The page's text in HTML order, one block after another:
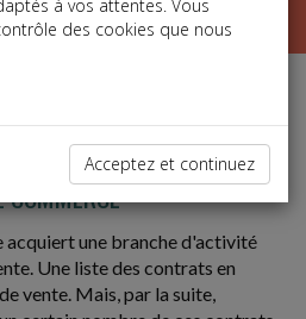
COMMERCE
acquiert une branche d'activité
Une liste des contrats en
vente. Mais, par la suite,
à vos attentes. Vous
des cookies que nous
Acceptez et continuez